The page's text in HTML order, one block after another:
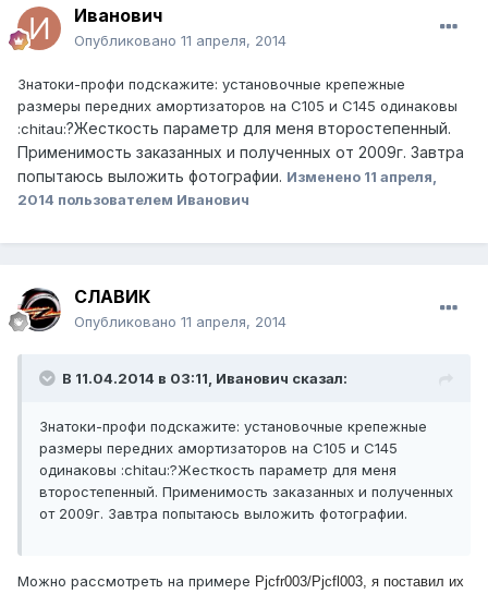
Иванович
Опубликовано 11 апреля, 2014
Знатоки-профи подскажите: установочные крепежные
размеры передних амортизаторов на С105 и С145 одинаковы
:chitau:?Жесткость параметр для меня второстепенный.
Применимость заказанных и полученных от 2009г. Завтра
попытаюсь выложить фотографии. Изменено 11 апреля,
2014 пользователем Иванович
СЛАВИК
Опубликовано 11 апреля, 2014
В 11.04.2014 в 03:11, Иванович сказал:
Знатоки-профи подскажите: установочные крепежные
размеры передних амортизаторов на С105 и С145
одинаковы :chitau:?Жесткость параметр для меня
второстепенный. Применимость заказанных и полученных
от 2009г. Завтра попытаюсь выложить фотографии.
Можно рассмотреть на примере Pjcfr003/Pjcfl003, я поставил их